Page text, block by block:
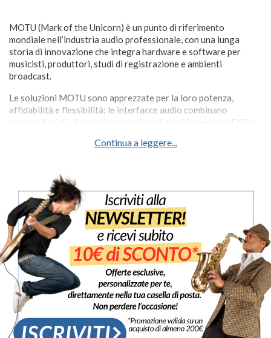
MOTU (Mark of the Unicorn) è un punto di riferimento
mondiale nell’industria audio professionale, con una lunga
storia di innovazione che integra hardware e software per
musicisti, produttori, studi di registrazione e ambienti
broadcast.
Le soluzioni MOTU sono apprezzate per la loro potenza,
affidabilità e flessibilità: le interfacce audio combinano
convertitori di alta qualità con mixer digitali integrati e DSP a
DAW completa per la produzione musicale avanzata.
USB come M2 e M4, e soluzioni più avanzate come UltraLite-
mk5, 828es, 8pre-es e 16A, anche con connessioni AVB e
Thunderbolt per reti audio professionali.
Oltre all’hardware, MOTU sviluppa software di produzione e
strumenti di controllo avanzato per reti AVB, offrendo
soluzioni scalabili per installazioni, tour, studi di registrazione e
post-produzione.
Con oltre 40 anni di esperienza, MOTU rappresenta una
garanzia per chi cerca qualità audio impeccabile, tecnologie
all’avanguardia e un ecosistema progettato per accompagnare
ogni fase del lavoro creativo.
Continua a leggere...